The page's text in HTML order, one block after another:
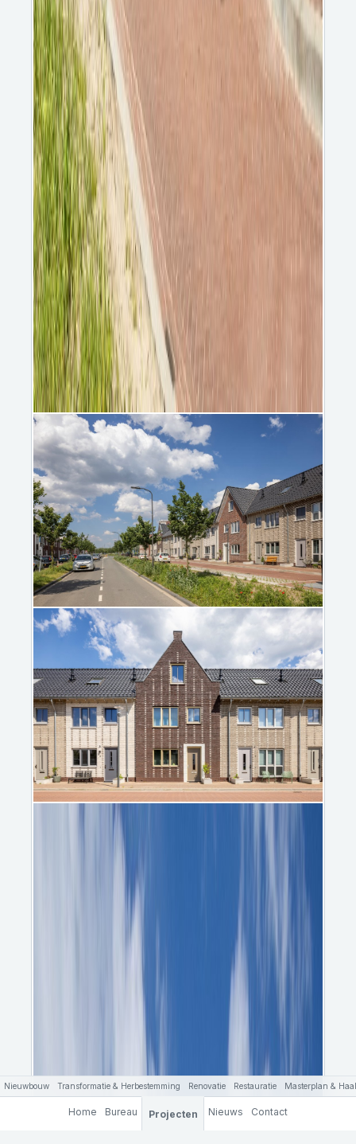
Home Bureau Projecten
Nieuwbouw Transformatie & Herbestemming Renovatie Restauratie Masterplan &
Nieuws Contact